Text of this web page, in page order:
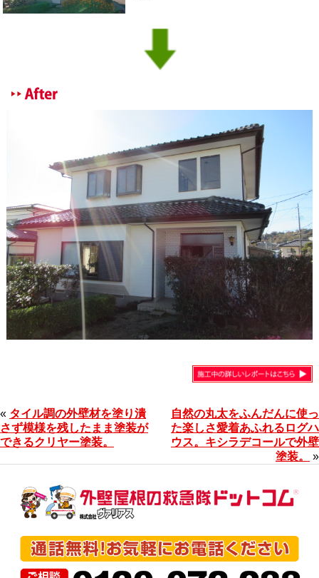
« タイル調の外壁材を塗り潰
さず模様を残したまま塗装が
できるクリヤー塗装。
自然の丸太をふんだんに使っ
た楽しさ愛着あふれるログハ
ウス。キシラデコールで外壁
塗装。
»